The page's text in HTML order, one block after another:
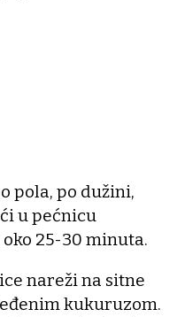
pola, po dužini,
u pećnicu
oko 25-30 minuta.
nareži na sitne
kukuruzom.